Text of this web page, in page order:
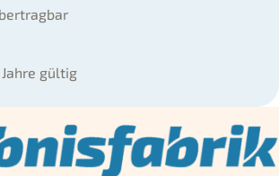
gültig